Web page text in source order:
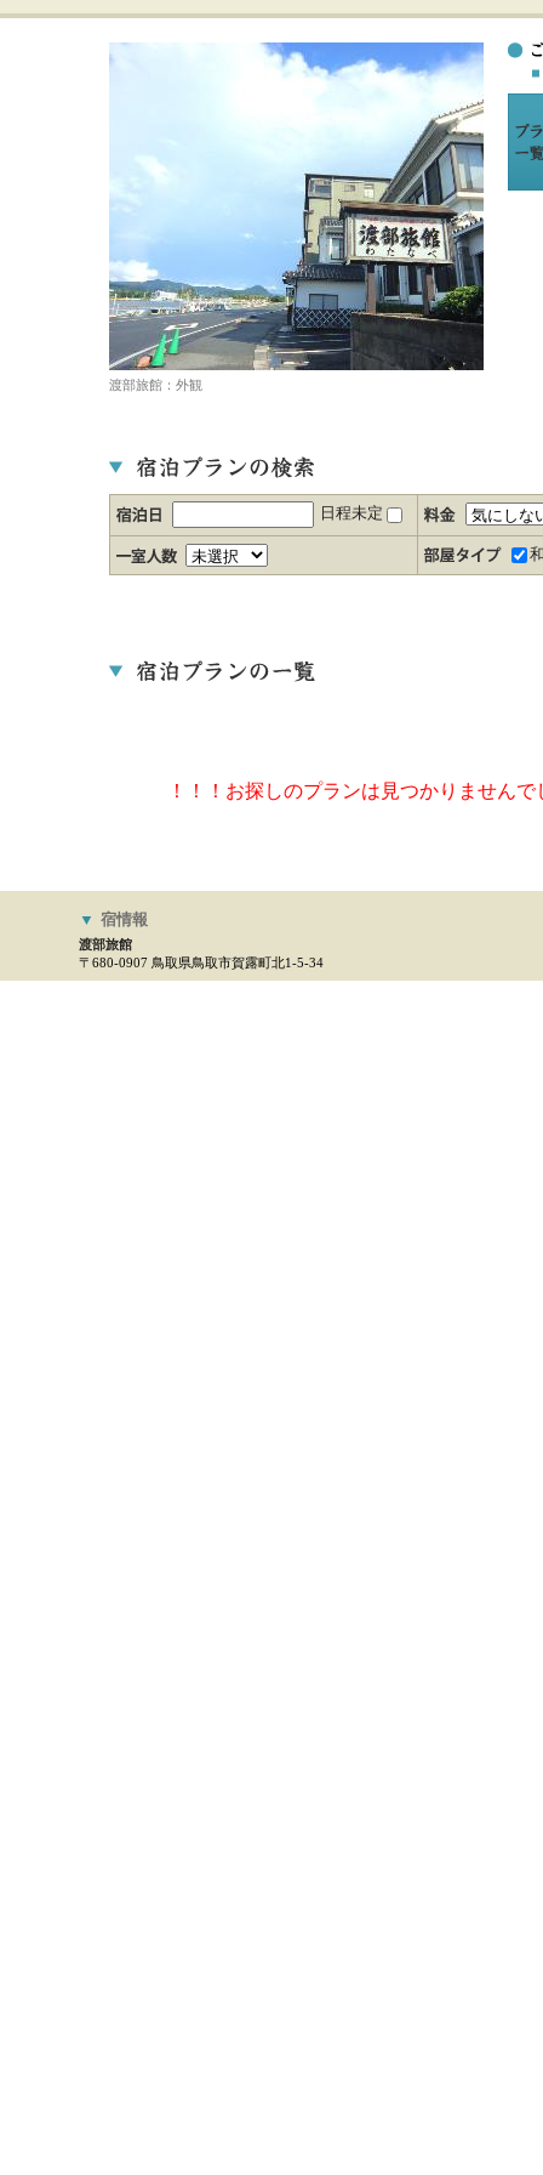
渡部旅館：外観
日程未定
！！！お探しのプランは見つかりません
▼ 宿情報
渡部旅館
〒680-0907 鳥取県鳥取市賀露町北1-5-34